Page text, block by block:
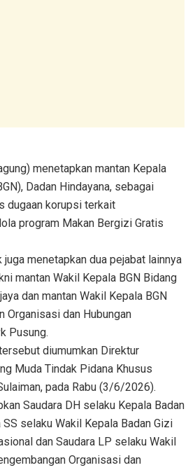
menetapkan mantan Kepala
Dadan Hindayana, sebagai
dugaan korupsi terkait
program Makan Bergizi Gratis
menetapkan dua pejabat lainnya
mantan Wakil Kepala BGN Bidang
dan mantan Wakil Kepala BGN
Organisasi dan Hubungan
Pusung.
diumumkan Direktur
Muda Tindak Pidana Khusus
pada Rabu (3/6/2026).
Saudara DH selaku Kepala Badan
selaku Wakil Kepala Badan Gizi
dan Saudara LP selaku Wakil
Organisasi dan